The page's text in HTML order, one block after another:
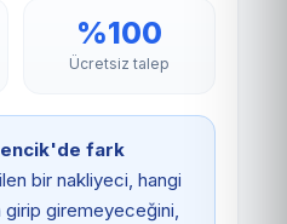
%100
Ücretsiz talep
fark
bir nakliyeci, hangi
girip giremeyeceğini,